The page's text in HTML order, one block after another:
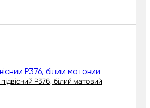
P376, білий матовий